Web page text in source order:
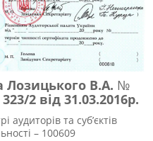
Лозицького В.А. №
2 від 31.03.2016р.
аудиторів та суб’єктів
– 100609